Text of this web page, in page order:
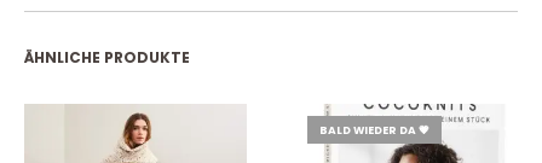
ÄHNLICHE PRODUKTE
BALD WIEDER DA 💗